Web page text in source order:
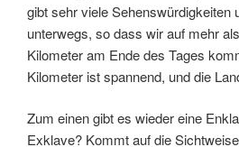
gibt sehr viele Sehenswürdigkeiten
unterwegs, so dass wir auf mehr
Kilometer am Ende des Tages
Kilometer ist spannend, und die
Zum einen gibt es wieder eine
Exklave? Kommt auf die